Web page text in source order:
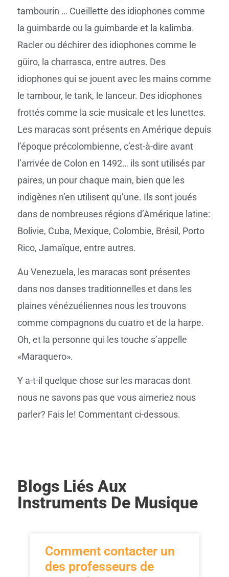
tambourin … Cueillette des idiophones comme
la guimbarde ou la guimbarde et la kalimba.
Racler ou déchirer des idiophones comme le
güiro, la charrasca, entre autres. Des
idiophones qui se jouent avec les mains comme
le tambour, le tank, le lanceur. Des idiophones
frottés comme la scie musicale et les lunettes.
Les maracas sont présents en Amérique depuis
l’époque précolombienne, c’est-à-dire avant
l’arrivée de Colon en 1492… ils sont utilisés par
paires, un pour chaque main, bien que les
indigènes n’en utilisent qu’une. Ils sont joués
dans de nombreuses régions d’Amérique latine:
Bolivie, Cuba, Mexique, Colombie, Brésil, Porto
Rico, Jamaïque, entre autres.
Au Venezuela, les maracas sont présentes
dans nos danses traditionnelles et dans les
plaines vénézuéliennes nous les trouvons
comme compagnons du cuatro et de la harpe.
Oh, et la personne qui les touche s’appelle
«Maraquero».
Y a-t-il quelque chose sur les maracas dont
nous ne savons pas que vous aimeriez nous
parler? Fais le! Commentant ci-dessous.
Blogs Liés Aux
Instruments De Musique
Comment contacter un
des professeurs de